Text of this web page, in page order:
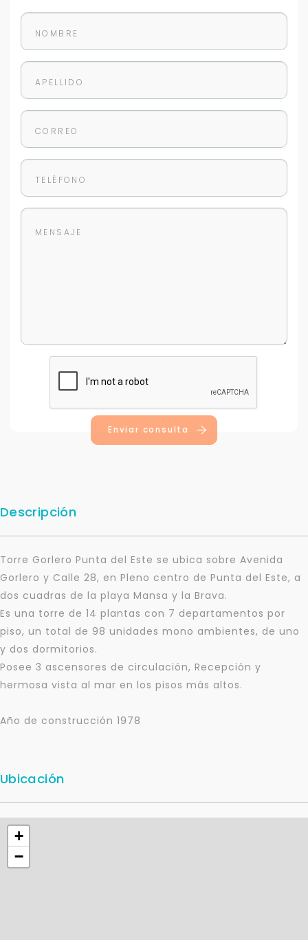
Enviar consulta
Descripción
Torre Gorlero Punta del Este se ubica sobre Avenida
Gorlero y Calle 28, en Pleno centro de Punta del Este, a
dos cuadras de la playa Mansa y la Brava.
Es una torre de 14 plantas con 7 departamentos por
piso, un total de 98 unidades mono ambientes, de uno
y dos dormitorios.
Posee 3 ascensores de circulación, Recepción y
hermosa vista al mar en los pisos más altos.
Año de construcción 1978
Ubicación
+
−